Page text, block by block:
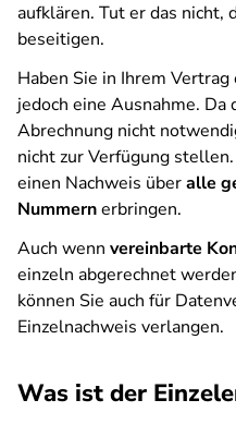
aufklären. Tut er das nicht,
beseitigen.
Haben Sie in Ihrem Vertrag
jedoch eine Ausnahme. Da
Abrechnung nicht
nicht zur Verfügung
einen Nachweis überalle
Nummernerbringen.
Auch wenn vereinbarte
einzeln abgerechnet
können Sie auch für
Einzelnachweis verlangen.
Was ist der